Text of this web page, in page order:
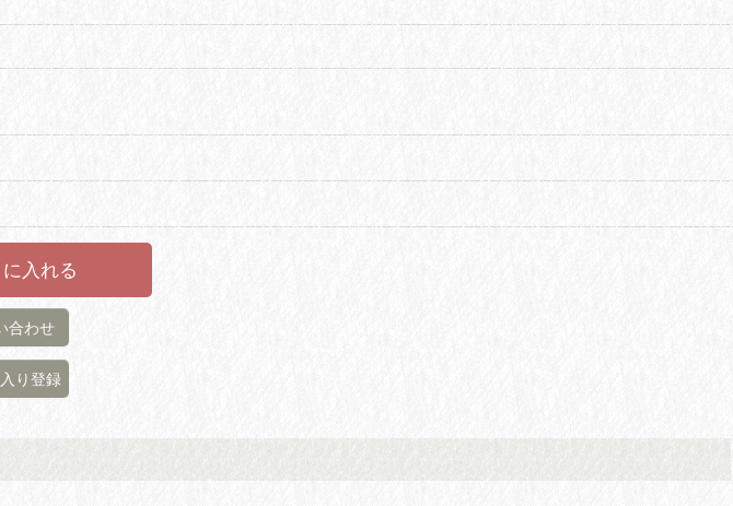
入れる
合わせ
り登録